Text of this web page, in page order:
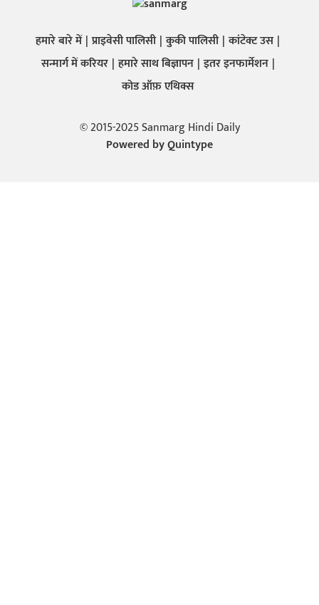
हमारे बारे में प्राइवेसी पालिसी कुकी पालिसी कांटेक्ट उस
सन्मार्ग में करियर हमारे साथ बिज्ञापन इतर इनफार्मेशन
कोड ऑफ़ एथिक्स
© 2015-2025 Sanmarg Hindi Daily
Powered byQuintype